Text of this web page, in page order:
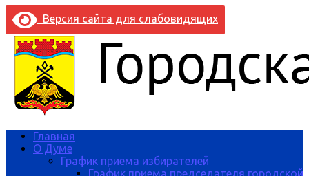
Версия сайта для слабовидящих
Главная
О Думе
График приема избирателей
График приема председателя городской